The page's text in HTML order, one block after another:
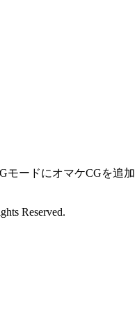
ードにオマケCGを追加
Reserved.